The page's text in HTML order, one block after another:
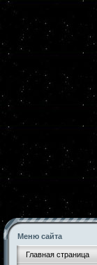
Меню сайта
Главная страница